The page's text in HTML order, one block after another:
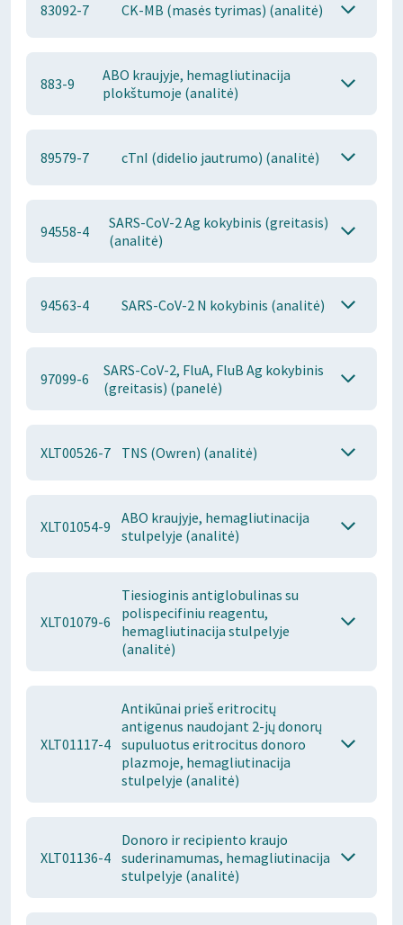
83092-7 CK-MB (masės tyrimas) (analitė)
883-9
ABO kraujyje, hemagliutinacija
plokštumoje (analitė)
89579-7 cTnI (didelio jautrumo) (analitė)
94558-4
SARS-CoV-2 Ag kokybinis (greitasis)
(analitė)
94563-4 SARS-CoV-2 N kokybinis (analitė)
97099-6
SARS-CoV-2, FluA, FluB Ag kokybinis
(greitasis) (panelė)
XLT00526-7 TNS (Owren) (analitė)
XLT01054-9
ABO kraujyje, hemagliutinacija
stulpelyje (analitė)
XLT01079-6
Tiesioginis antiglobulinas su
polispecifiniu reagentu,
hemagliutinacija stulpelyje
(analitė)
XLT01117-4
Antikūnai prieš eritrocitų
antigenus naudojant 2-jų donorų
supuluotus eritrocitus donoro
plazmoje, hemagliutinacija
stulpelyje (analitė)
XLT01136-4
Donoro ir recipiento kraujo
suderinamumas, hemagliutinacija
stulpelyje (analitė)